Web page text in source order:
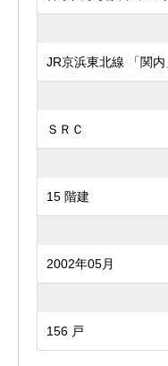
JR京浜東北線 「関
ＳＲＣ
15 階建
2002年05月
156 戸